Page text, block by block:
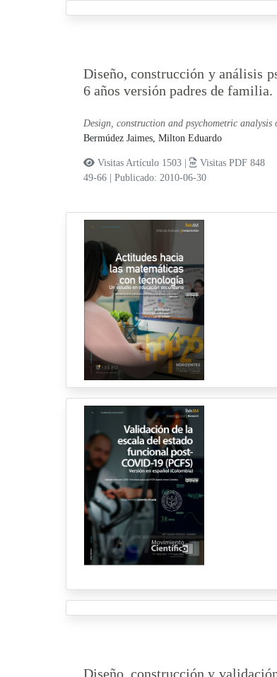
Diseño, construcción y análisis
6 años versión padres de familia.
Design, construction and psychometric
Bermúdez Jaimes, Milton Eduardo
Visitas Artículo 1503 |
Visitas PDF 848
49-66
Publicado: 2010-06-30
Diseño, construcción y